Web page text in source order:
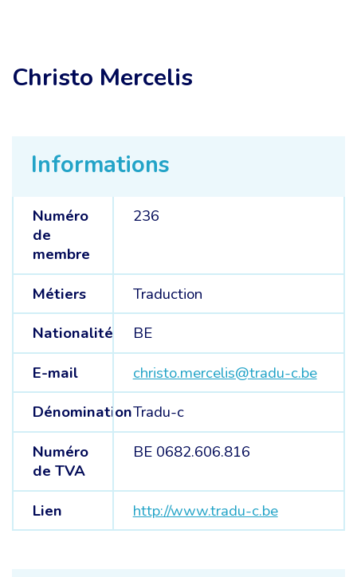
Informations
Numéro
de
membre
236
Métiers
Traduction
Nationalité
BE
E-mail
christo.mercelis@tradu-c.be
DénominationTradu-c
Numéro
de TVA
BE 0682.606.816
Lien http://www.tradu-c.be
Christo Mercelis